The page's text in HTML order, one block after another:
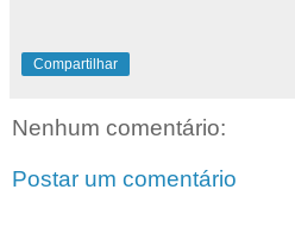
Compartilhar
Nenhum comentário:
Postar um comentário